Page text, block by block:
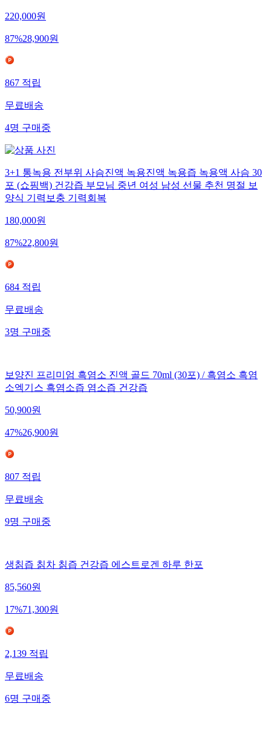
220,000원
87%28,900원
867 적립
무료배송
4명 구매중
3+1 통녹용 전부위 사슴진액 녹용진액 녹용즙 녹용액 사슴 30
포 (쇼핑백) 건강즙 부모님 중년 여성 남성 선물 추천 명절 보
양식 기력보충 기력회복
180,000원
87%22,800원
684 적립
무료배송
3명 구매중
보양진 프리미엄 흑염소 진액 골드 70ml (30포) / 흑염소 흑염
소엑기스 흑염소즙 염소즙 건강즙
50,900원
47%26,900원
807적립
무료배송
9명구매중
생칡즙 칡차 칡즙 건강즙 에스트로겐 하루 한포
85,560원
17%71,300원
2,139적립
무료배송
6명구매중